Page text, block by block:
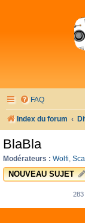
FAQ
Index du forum
BlaBla
Modérateurs : Wolfi,
NOUVEAU SUJET
283